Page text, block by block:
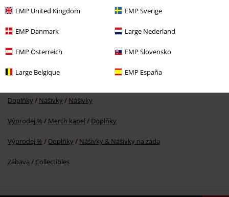
EMP United Kingdom EMP Sverige
EMP Danmark Large Nederland
EMP Österreich EMP Slovensko
Large Belgique EMP España
Komentář
Doplňky Nášivky Nášivky
Výprodej % Merch kapel Doplňky
Výprodej % Doplňky Nášivky & Nášivky na záda
Zábava Collectibles